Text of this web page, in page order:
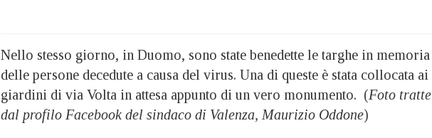
Nello stesso giorno, in Duomo, sono state benedette le targhe in memoria
delle persone decedute a causa del virus. Una di queste è stata collocata ai
giardini di via Volta in attesa appunto di un vero monumento. (Foto tratte
dal profilo Facebook del sindaco di Valenza, Maurizio Oddone)